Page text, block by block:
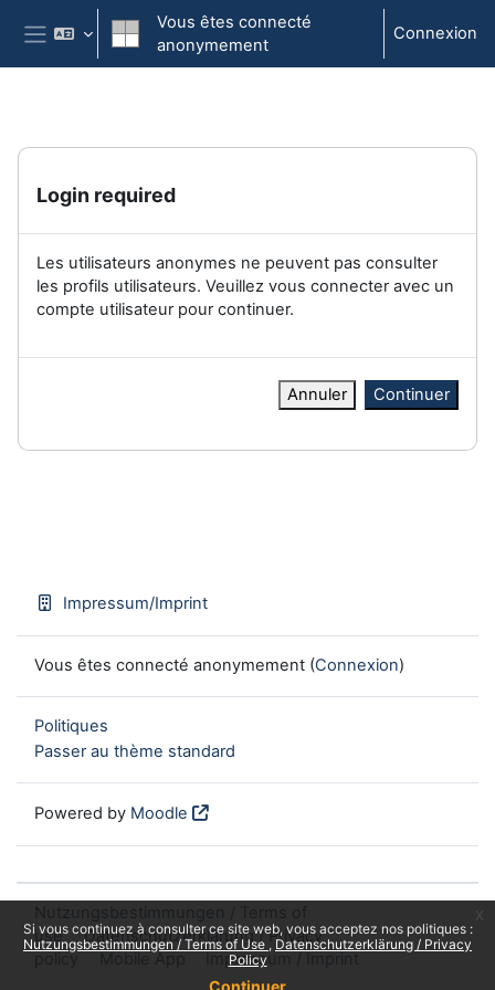
Passer au contenu principal
Si vous continuez à consulter ce site web, vous acceptez nos politiques :
Nutzungsbestimmungen / Terms of Use
Datenschutzerklärung / Privacy
Policy
Continuer
Panneau latéral
Vous êtes connecté
anonymement
Connexion
Login required
Les utilisateurs anonymes ne peuvent pas consulter
les profils utilisateurs. Veuillez vous connecter avec un
compte utilisateur pour continuer.
Annuler Continuer
Impressum/Imprint
Vous êtes connecté anonymement (Connexion)
Politiques
Passer au thème standard
Powered by Moodle
use
Datenschutzerklärung / Privacy
policy
Mobile App Impressum / Imprint